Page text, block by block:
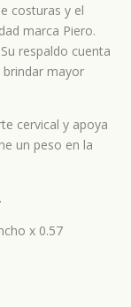
costuras y el
marca Piero.
respaldo cuenta
brindar mayor
cervical y apoya
un peso en la
x 0.57